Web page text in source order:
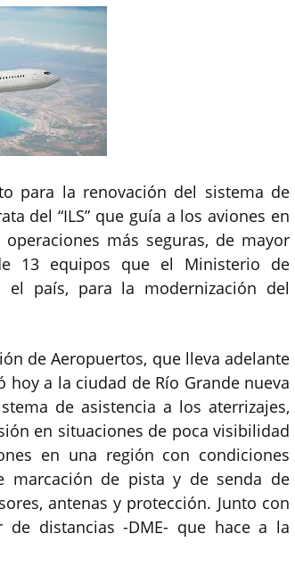
para la renovación del sistema de
del “ILS” que guía a los aviones en
más seguras, de mayor
13 equipos que el Ministerio de
país, para la modernización del
de Aeropuertos, que lleva adelante
a la ciudad de Río Grande nueva
de asistencia a los aterrizajes,
en situaciones de poca visibilidad
en una región con condiciones
marcación de pista y de senda de
antenas y protección. Junto con
distancias -DME- que hace a la